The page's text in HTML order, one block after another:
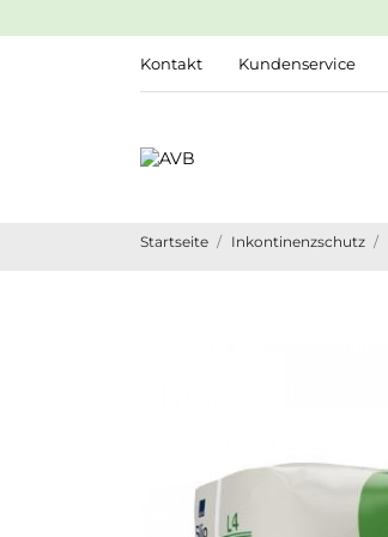
Kontakt Kundenservice
Startseite Inkontinenzschutz